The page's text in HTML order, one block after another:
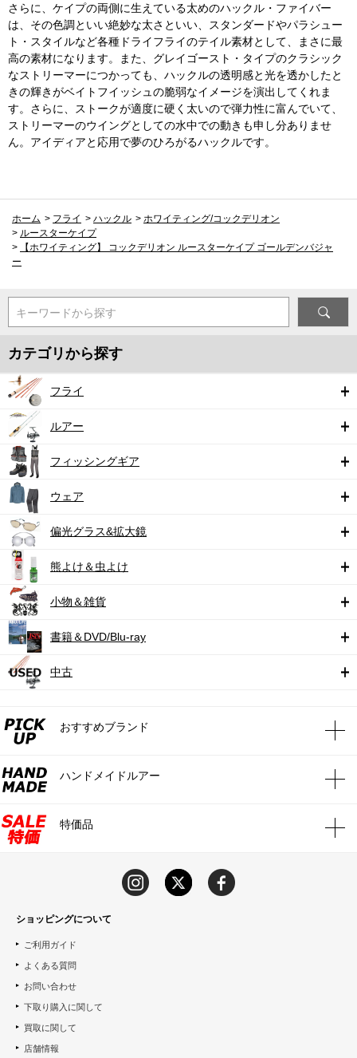
さらに、ケイプの両側に生えている太めのハックル・ファイバー
は、その色調といい絶妙な太さといい、スタンダードやパラシュー
ト・スタイルなど各種ドライフライのテイル素材として、まさに最
高の素材になります。また、グレイゴースト・タイプのクラシック
なストリーマーにつかっても、ハックルの透明感と光を透かしたと
きの輝きがベイトフイッシュの脆弱なイメージを演出してくれま
す。さらに、ストークが適度に硬く太いので弾力性に富んでいて、
ストリーマーのウイングとしての水中での動きも申し分ありませ
ん。アイディアと応用で夢のひろがるハックルです。
ホーム > フライ > ハックル > ホワイティング/コックデリオン
> ルースターケイプ
>
【ホワイティング】 コックデリオン ルースターケイプ ゴールデンバジャ
ー
キーワードから探す
カテゴリから探す
フライ
ルアー
フィッシングギア
ウェア
偏光グラス&拡大鏡
熊よけ＆虫よけ
小物＆雑貨
書籍＆DVD/Blu-ray
中古
おすすめブランド
ハンドメイドルアー
特価品
ショッピングについて
ご利用ガイド
よくある質問
お問い合わせ
下取り購入に関して
買取に関して
店舗情報